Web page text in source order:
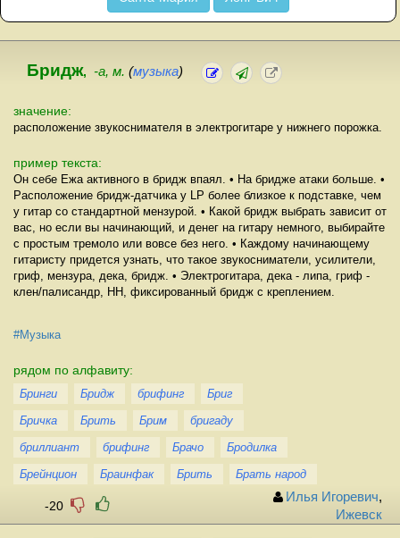
Бридж, -а, м. (музыка)
значение:
расположение звукоснимателя в электрогитаре у нижнего порожка.
пример текста:
Он себе Ежа активного в бридж впаял. • На бридже атаки больше. •
Расположение бридж-датчика у LP более близкое к подставке, чем
у гитар со стандартной мензурой. • Какой бридж выбрать зависит от
вас, но если вы начинающий, и денег на гитару немного, выбирайте
с простым тремоло или вовсе без него. • Каждому начинающему
гитаристу придется узнать, что такое звукосниматели, усилители,
гриф, мензура, дека, бридж. • Электрогитара, дека - липа, гриф -
клен/палисандр, HH, фиксированный бридж с креплением.
#Музыка
рядом по алфавиту:
Бринги Бридж брифинг
Бриг
Бричка
Брить Брим
бригаду
бриллиант
брифинг Брачо
Бродилка
Брейнцион
Браинфак Брить Брать народ
-20
Илья Игоревич,
Ижевск